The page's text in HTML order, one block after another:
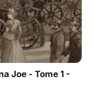
Joe - Tome 1 -